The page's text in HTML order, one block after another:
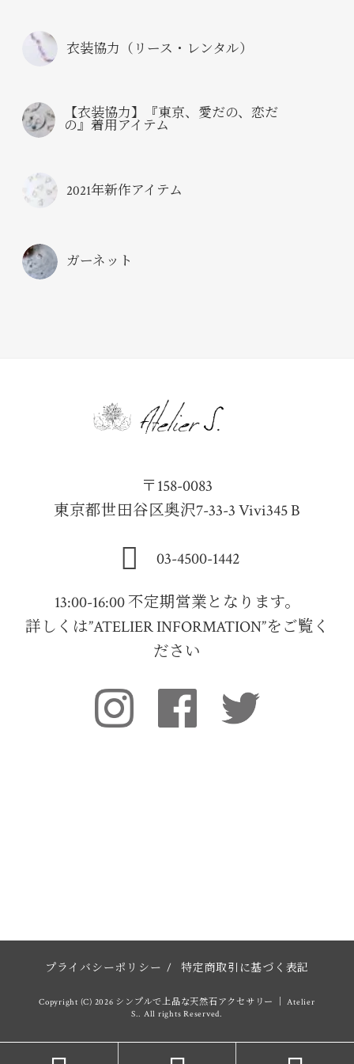
衣装協力（リース・レンタル）
【衣装協力】『東京、愛だの、恋だ
の』着用アイテム
2021年新作アイテム
ガーネット
〒158-0083
東京都世田谷区奥沢7-33-3 Vivi345 B
03-4500-1442
13:00-16:00 不定期営業となります。
詳しくは”ATELIER INFORMATION”をご覧く
ださい
プライバシーポリシー / 特定商取引に基づく表記
Copyright (C) 2026 シンプルで上品な天然石アクセサリー │ Atelier
S.. All rights Reserved.